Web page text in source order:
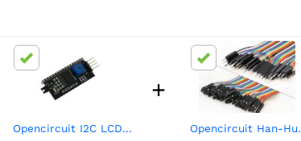
Opencircuit I2C LCD interface modul
+